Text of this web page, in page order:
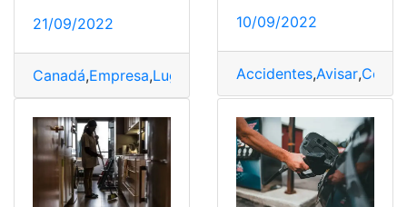
21/09/2022
Canadá,Empresa,Lugar de trabajo,Sistema,
10/09/2022
Accidentes,Avisar,